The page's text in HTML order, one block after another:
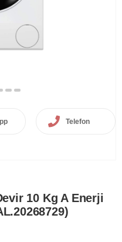
Telefon
10 Kg A Enerji